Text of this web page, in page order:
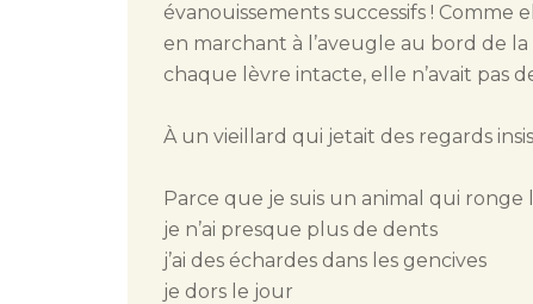
évanouissements successifs ! Comme
en marchant à l’aveugle au bord de
chaque lèvre intacte, elle n’avait pas
À un vieillard qui jetait des regards
Parce que je suis un animal qui ronge
je n’ai presque plus de dents
j’ai des échardes dans les gencives
je dors le jour